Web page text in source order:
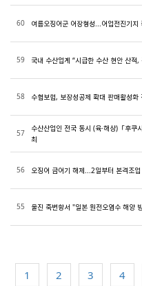
60 여름오징어군 어장형성...어업전진기지
59 국내 수산업계 “시급한 수산 현안 산적
58 수협보험, 보장성공제 확대 판매활성화
57
수산산업인 전국 동시 (육·해상)「후쿠
최
56 오징어 금어기 해제...2일부터 본격조
55 울진 죽변항서 "일본 원전오염수 해양
1 2 3 4